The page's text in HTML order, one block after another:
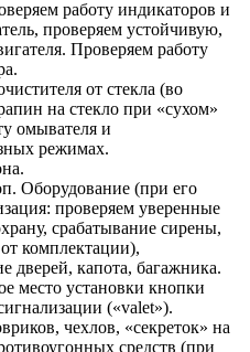
работу индикаторов и
проверяем устойчивую,
Проверяем работу
от стекла (во
на стекло при «сухом»
омывателя и
режимах.
Оборудование (при его
проверяем уверенные
срабатывание сирены,
комплектации),
дверей, капота, багажника.
место установки кнопки
(«valet»).
чехлов, «секреток» на
средств (при